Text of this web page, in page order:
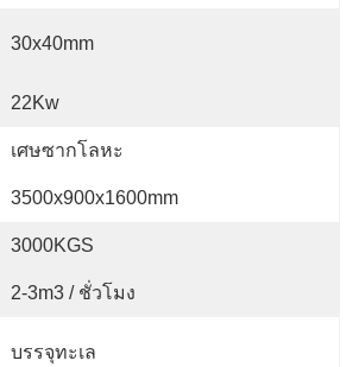
30x40mm
22Kw
เศษซากโลหะ
3500x900x1600mm
3000KGS
2-3m3 / ชั่วโมง
บรรจุทะเล